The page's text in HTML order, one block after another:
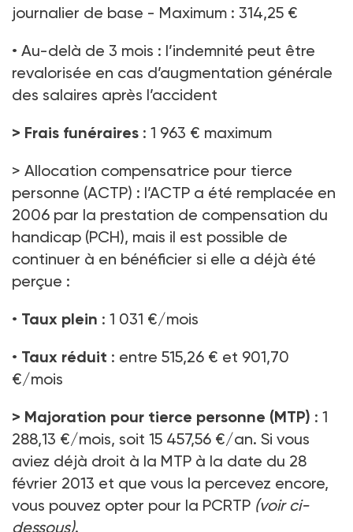
journalier de base - Maximum : 314,25 €
• Au-delà de 3 mois : l’indemnité peut être
revalorisée en cas d’augmentation générale
des salaires après l’accident
> Frais funéraires : 1 963 € maximum
> Allocation compensatrice pour tierce
personne (ACTP) : l’ACTP a été remplacée en
2006 par la prestation de compensation du
handicap (PCH), mais il est possible de
continuer à en bénéficier si elle a déjà été
perçue :
• Taux plein : 1 031 €/mois
• Taux réduit : entre 515,26 € et 901,70
€/mois
> Majoration pour tierce personne (MTP) : 1
288,13 €/mois, soit 15 457,56 €/an. Si vous
aviez déjà droit à la MTP à la date du 28
février 2013 et que vous la percevez encore,
vous pouvez opter pour la PCRTP (voir ci-
dessous).